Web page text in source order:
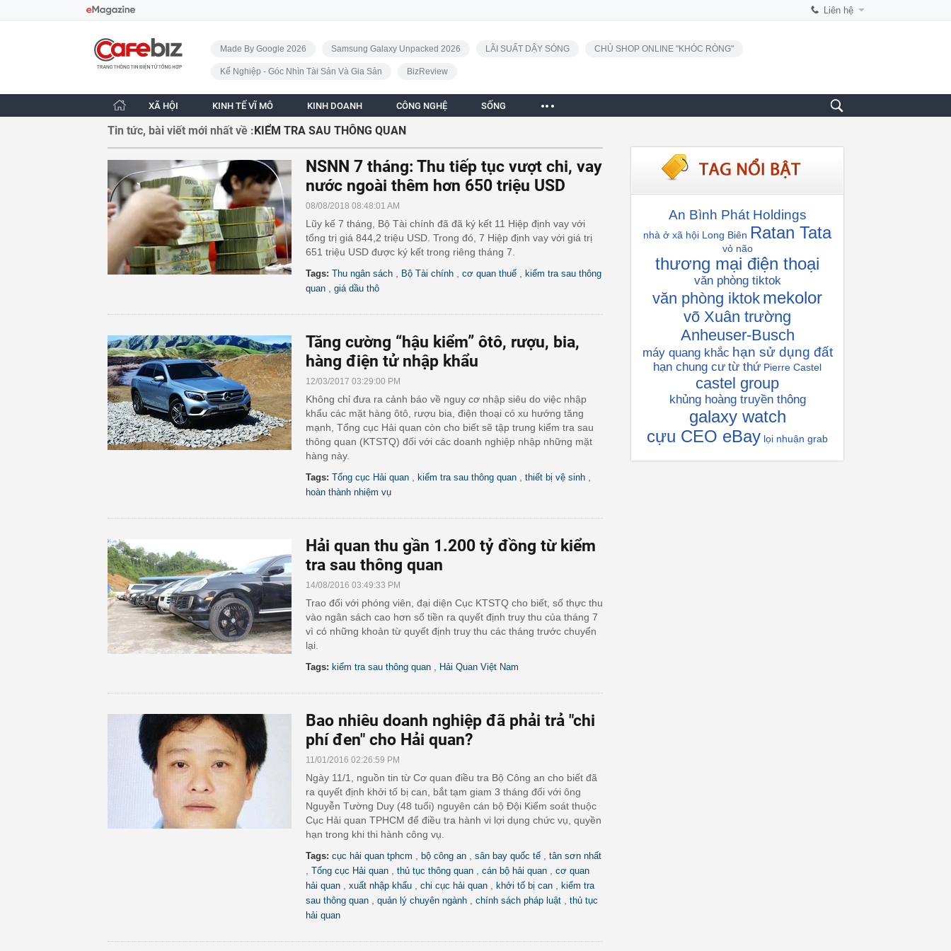
Liên hệ
CafeBiz - Trang chủ
Made By Google 2026
Samsung Galaxy Unpacked 2026 LÃI SUẤT DẬY SÓNG CHỦ SHOP ONLINE "KHÓC RÒNG"
Kế Nghiệp - Góc Nhìn Tài Sản Và Gia Sản BizReview
XÃ HỘI KINH TẾ VĨ MÔ KINH DOANH CÔNG NGHỆ SỐNG
Tin tức, bài viết mới nhất về :KIỂM TRA SAU THÔNG QUAN
NSNN 7 tháng: Thu tiếp tục vượt chi, vay
nước ngoài thêm hơn 650 triệu USD
08/08/2018 08:48:01 AM
Lũy kế 7 tháng, Bộ Tài chính đã đã ký kết 11 Hiệp định vay với
tổng trị giá 844,2 triệu USD. Trong đó, 7 Hiệp định vay với giá trị
651 triệu USD được ký kết trong riêng tháng 7.
Tags: Thu ngân sách Bộ Tài chính cơ quan thuế
kiểm tra sau thông
quan
giá dầu thô
Tăng cường “hậu kiểm” ôtô, rượu, bia,
hàng điện tử nhập khẩu
12/03/2017 03:29:00 PM
Không chỉ đưa ra cảnh báo về nguy cơ nhập siêu do việc nhập
khẩu các mặt hàng ôtô, rượu bia, điện thoại có xu hướng tăng
mạnh, Tổng cục Hải quan còn cho biết sẽ tập trung kiểm tra sau
thông quan (KTSTQ) đối với các doanh nghiệp nhập những mặt
hàng này.
Tags: Tổng cục Hải quan kiểm tra sau thông quan thiết bị vệ sinh
hoàn thành nhiệm vụ
Hải quan thu gần 1.200 tỷ đồng từ kiểm
tra sau thông quan
14/08/2016 03:49:33 PM
Trao đổi với phóng viên, đại diện Cục KTSTQ cho biết, số thực thu
vào ngân sách cao hơn số tiền ra quyết định truy thu của tháng 7
vì có những khoản từ quyết định truy thu các tháng trước chuyển
lại.
Tags: kiểm tra sau thông quan Hải Quan Việt Nam
Bao nhiêu doanh nghiệp đã phải trả "chi
phí đen" cho Hải quan?
11/01/2016 02:26:59 PM
Ngày 11/1, nguồn tin từ Cơ quan điều tra Bộ Công an cho biết đã
ra quyết định khởi tố bị can, bắt tạm giam 3 tháng đối với ông
Nguyễn Tường Duy (48 tuổi) nguyên cán bộ Đội Kiểm soát thuộc
Cục Hải quan TPHCM để điều tra hành vi lợi dụng chức vụ, quyền
hạn trong khi thi hành công vụ.
Tags: cục hải quan tphcm bộ công an sân bay quốc tế tân sơn nhất
Tổng cục Hải quan thủ tục thông quan cán bộ hải quan
cơ quan
hải quan
xuất nhập khẩu chi cục hải quan khởi tố bị can
kiểm tra
sau thông quan
quản lý chuyên ngành chính sách pháp luật
thủ tục
hải quan
An Bình Phát Holdings
nhà ở xã hội Long Biên Ratan Tata
vỏ não
thương mại điện thoại
văn phòng tiktok
văn phòng iktok mekolor
võ Xuân trường
Anheuser-Busch
máy quang khắc hạn sử dụng đất
hạn chung cư từ thứ Pierre Castel
castel group
khủng hoàng truyền thông
galaxy watch
cựu CEO eBay lọi nhuận grab